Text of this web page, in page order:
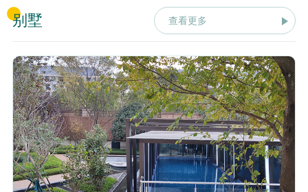
别墅 查看更多